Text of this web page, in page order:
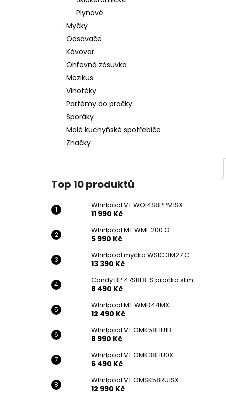
Plynové
Myčky
Odsavače
Kávovar
Ohřevná zásuvka
Mezikus
Vinotéky
Parfémy do pračky
Sporáky
Malé kuchyňské spotřebiče
Značky
Top 10 produktů
Whirlpool VT WOI4S8PPM1SX
11 990 Kč
Whirlpool MT WMF 200 G
5 990 Kč
Whirlpool myčka WSIC 3M27 C
13 390 Kč
Candy BP 47SBL8-S pračka slim
8 490 Kč
Whirlpool MT WMD44MX
12 490 Kč
Whirlpool VT OMK58HU1B
8 990 Kč
Whirlpool VT OMK38HU0X
6 490 Kč
Whirlpool VT OMSK58RU1SX
12 990 Kč
WHIRLPOOL VT WOI4S8PPM1SX
11 990 Kč